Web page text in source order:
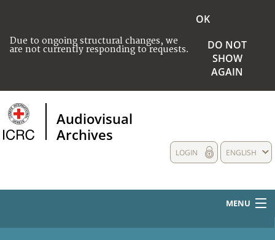
Due to ongoing structural changes, we
are not currently responding to requests.
OK
DO NOT
SHOW
AGAIN
Audiovisual
Archives
ENGLISH
LOGIN
MENU
HOME